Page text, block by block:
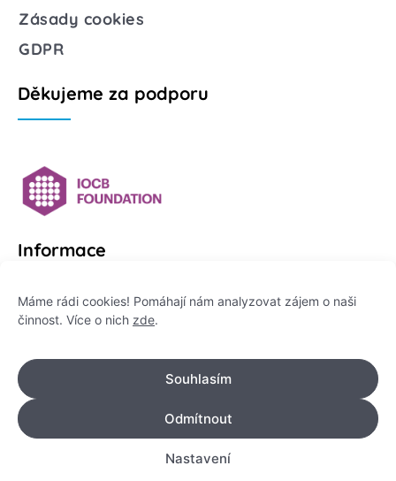
Máme rádi cookies! Pomáhají nám analyzovat zájem o naši
činnost. Více o nich zde.
Souhlasím
Odmítnout
Nastavení
Zásady cookies
GDPR
Děkujeme za podporu
Informace
Platformu Zeptej se vědce provozuje:
IČO: 178 47 389
Flemingovo náměstí 542/2,
Dejvice, 160 00 Praha 6
info@zeptejsevedce.cz